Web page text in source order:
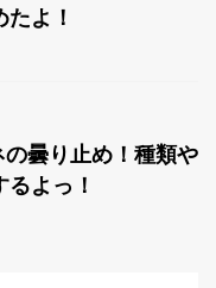
よ！
の曇り止め！種類や
よっ！